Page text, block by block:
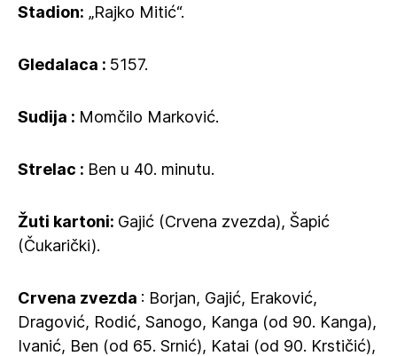
Stadion: „Rajko Mitić“.
Gledalaca : 5157.
Sudija : Momčilo Marković.
Strelac : Ben u 40. minutu.
Žuti kartoni: Gajić (Crvena zvezda), Šapić
(Čukarički).
Crvena zvezda : Borjan, Gajić, Eraković,
Dragović, Rodić, Sanogo, Kanga (od 90. Kanga),
Ivanić, Ben (od 65. Srnić), Katai (od 90. Krstičić),